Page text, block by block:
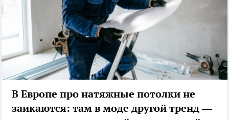
В Европе про натяжные потолки не
заикаются: там в моде другой тренд —